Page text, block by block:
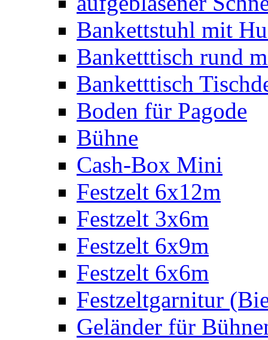
Bankettstuhl mit
Banketttisch rund
Banketttisch
Boden für Pagode
Bühne
Cash-Box Mini
Festzelt 6x12m
Festzelt 3x6m
Festzelt 6x9m
Festzelt 6x6m
Festzeltgarnitur
Geländer für